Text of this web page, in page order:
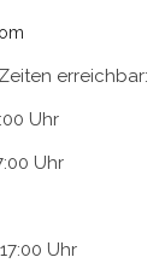
erreichbar:
Uhr
Uhr
Uhr